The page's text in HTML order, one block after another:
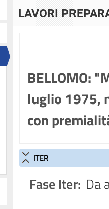
LAVORI
BELLOMO:
luglio 1975,
con
ITER
Fase Iter: Da